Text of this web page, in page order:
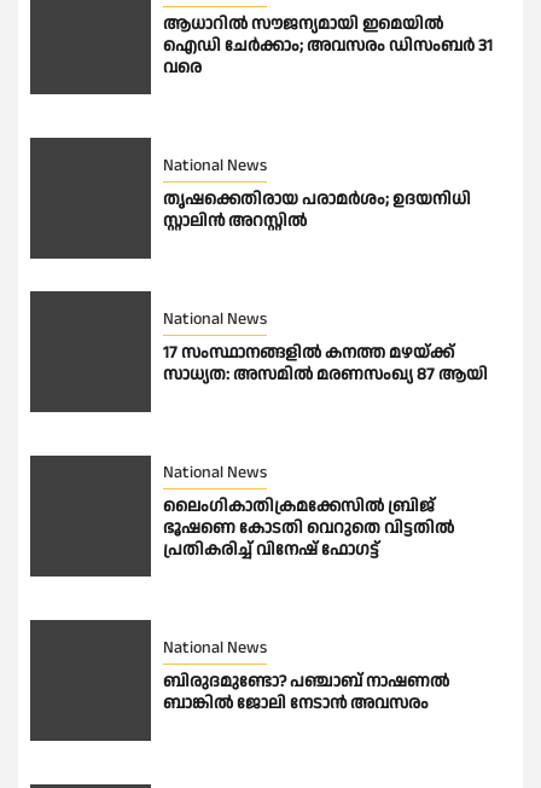
ആധാറിൽ സൗജന്യമായി ഇമെയില്‍
ഐഡി ചേര്‍ക്കാം; അവസരം ഡിസംബര്‍ 31
വരെ
National News
തൃഷക്കെതിരായ പരാമർശം; ഉദയനിധി
സ്റ്റാലിൻ അറസ്റ്റിൽ
National News
17 സംസ്ഥാനങ്ങളിൽ കനത്ത മഴയ്ക്ക്
സാധ്യത: അസമിൽ മരണസംഖ്യ 87 ആയി
National News
ലൈംഗികാതിക്രമക്കേസിൽ ബ്രിജ്
ഭൂഷണെ കോടതി വെറുതെ വിട്ടതിൽ
പ്രതികരിച്ച് വിനേഷ് ഫോഗട്ട്
National News
ബിരുദമുണ്ടോ? പഞ്ചാബ് നാഷണൽ
ബാങ്കിൽ ജോലി നേടാൻ അവസരം